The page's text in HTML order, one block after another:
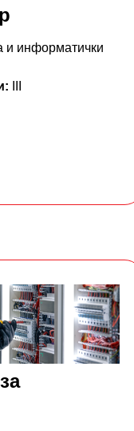
и информатички